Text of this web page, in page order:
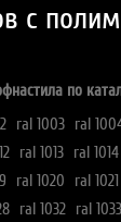
с
по
ral 1003 ral
ral 1013 ral 1014
ral 1020 ral 1021
ral 1032 ral 1033